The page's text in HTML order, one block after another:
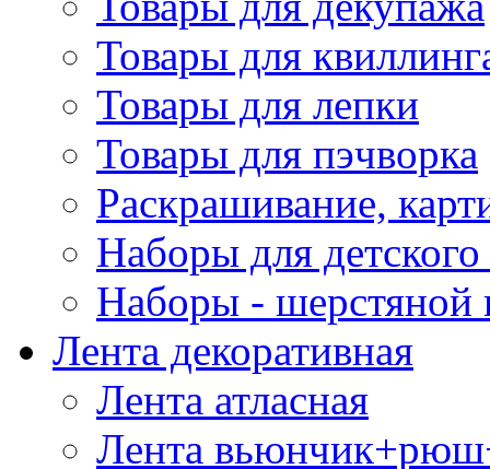
Товары для
Товары для лепки
Товары для пэчворка
Раскрашивание,
Наборы для
Наборы - шерстяной
Лента декоративная
Лента атласная
Лента